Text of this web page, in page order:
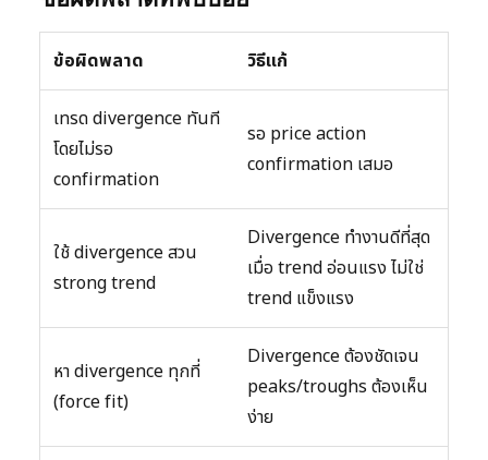
ข้อผิดพลาด วิธีแก้
เทรด divergence ทันที
โดยไม่รอ
confirmation
รอ price action
confirmation เสมอ
ใช้ divergence สวน
strong trend
Divergence ทำงานดีที่สุด
เมื่อ trend อ่อนแรง ไม่ใช่
trend แข็งแรง
หา divergence ทุกที่
(force fit)
Divergence ต้องชัดเจน
peaks/troughs ต้องเห็น
ง่าย